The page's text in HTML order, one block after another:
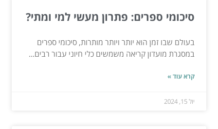
סיכומי ספרים: פתרון מעשי למי ומתי?
בעולם שבו זמן הוא יותר ויותר מותרות, סיכומי ספרים
במסגרת מועדון קריאה משמשים כלי חיוני עבור רבים...
קרא עוד »
יול 15, 2024